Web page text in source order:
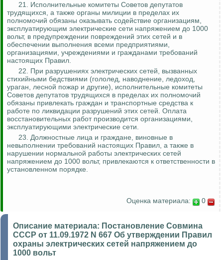
21. Исполнительные комитеты Советов депутатов
трудящихся, а также органы милиции в пределах их
полномочий обязаны оказывать содействие организациям,
эксплуатирующим электрические сети напряжением до 1000
вольт, в предупреждении повреждений этих сетей и в
обеспечении выполнения всеми предприятиями,
организациями, учреждениями и гражданами требований
настоящих Правил.
22. При разрушениях электрических сетей, вызванных
стихийными бедствиями (гололед, наводнение, ледоход,
ураган, лесной пожар и другие), исполнительные комитеты
Советов депутатов трудящихся в пределах их полномочий
обязаны привлекать граждан и транспортные средства к
работе по ликвидации разрушений этих сетей. Оплата
восстановительных работ производится организациями,
эксплуатирующими электрические сети.
23. Должностные лица и граждане, виновные в
невыполнении требований настоящих Правил, а также в
нарушении нормальной работы электрических сетей
напряжением до 1000 вольт, привлекаются к ответственности в
установленном порядке.
Оценка материала: 0
Описание материала: Постановление Совмина
СССР от 11.09.1972 N 667 Об утверждении Правил
охраны электрических сетей напряжением до
1000 вольт